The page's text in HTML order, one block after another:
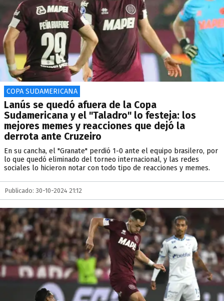
COPA SUDAMERICANA
Lanús se quedó afuera de la Copa
Sudamericana y el "Taladro" lo festeja: los
mejores memes y reacciones que dejó la
derrota ante Cruzeiro
En su cancha, el "Granate" perdió 1-0 ante el equipo brasilero, por
lo que quedó eliminado del torneo internacional, y las redes
sociales lo hicieron notar con todo tipo de reacciones y memes.
Publicado: 30-10-2024 21:12